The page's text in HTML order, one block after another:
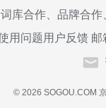
库合作、品牌合
用问题用户反馈 邮
© 2026 SOGOU.COM